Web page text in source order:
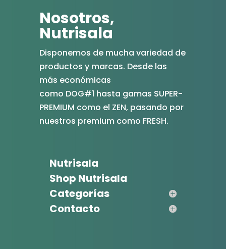
Nosotros,
Nutrisala
Disponemos de mucha variedad de
productos y marcas. Desde las
más económicas
como DOG#1 hasta gamas SUPER-
PREMIUM como el ZEN, pasando por
nuestros premium como FRESH.
Nutrisala
Shop Nutrisala
Categorías
Contacto